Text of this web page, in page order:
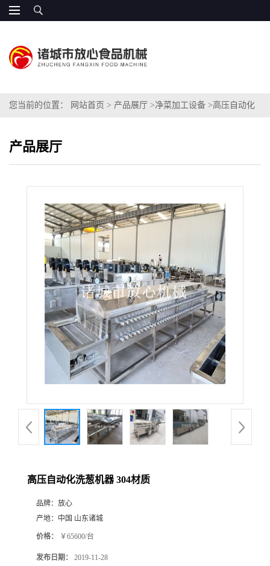
您当前的位置： 网站首页 > 产品展厅 >净菜加工设备 >高压自动化
产品展厅
高压自动化洗葱机器 304材质
品牌： 放心
产地： 中国 山东诸城
价格： ￥65600/台
发布日期： 2019-11-28